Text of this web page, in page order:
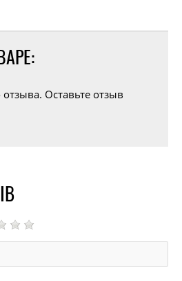
Оставьте отзыв